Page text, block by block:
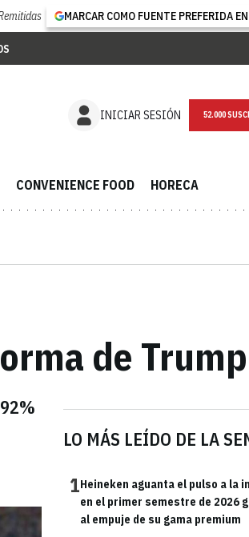
MARCAR COMO FUENTE PREFERIDA
INICIAR SESIÓN
CONVENIENCE FOOD HORECA
de Trump
LO MÁS LEÍDO DE LA
1Heineken aguanta el pulso a la
en el primer semestre de 2026
al empuje de su gama premium